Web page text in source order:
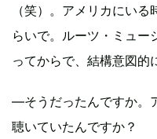
（笑）。アメリカにい
らいで。ルーツ・ミュー
ってからで、結構意図的
―そうだったんですか。
聴いていたんですか？